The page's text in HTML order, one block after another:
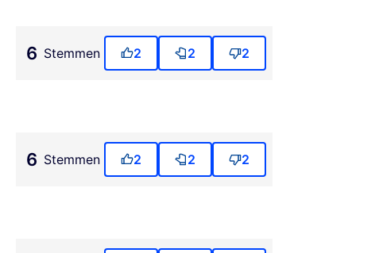
6 Stemmen 2 2 2
6 Stemmen 2 2 2